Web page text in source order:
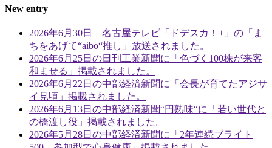
New entry
2026年6月30日 名古屋テレビ「ドデスカ！+」の「ま
ちをあげて“aibo“推し」放送されました。
2026年6月25日の日刊工業新聞に「色づく100株が来客
和ませる」掲載されました。
2026年6月22日の中部経済新聞に「会長が育てたアジサ
イ見頃」掲載されました。
2026年6月13日の中部経済新聞“円熟味“に「若い世代と
の橋渡し役」掲載されました。
2026年5月28日の中部経済新聞に「2年連続ブライト